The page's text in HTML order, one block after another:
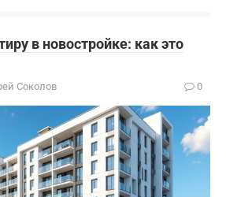
в новостройке: как это
Соколов 0